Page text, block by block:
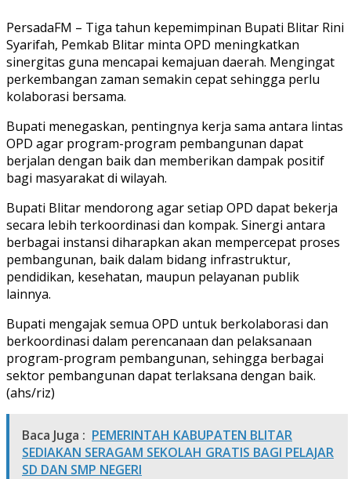
PersadaFM – Tiga tahun kepemimpinan Bupati Blitar Rini
Syarifah, Pemkab Blitar minta OPD meningkatkan
sinergitas guna mencapai kemajuan daerah. Mengingat
perkembangan zaman semakin cepat sehingga perlu
kolaborasi bersama.
Bupati menegaskan, pentingnya kerja sama antara lintas
OPD agar program-program pembangunan dapat
berjalan dengan baik dan memberikan dampak positif
bagi masyarakat di wilayah.
Bupati Blitar mendorong agar setiap OPD dapat bekerja
secara lebih terkoordinasi dan kompak. Sinergi antara
berbagai instansi diharapkan akan mempercepat proses
pembangunan, baik dalam bidang infrastruktur,
pendidikan, kesehatan, maupun pelayanan publik
lainnya.
Bupati mengajak semua OPD untuk berkolaborasi dan
berkoordinasi dalam perencanaan dan pelaksanaan
program-program pembangunan, sehingga berbagai
sektor pembangunan dapat terlaksana dengan baik.
(ahs/riz)
Baca Juga : PEMERINTAH KABUPATEN BLITAR
SEDIAKAN SERAGAM SEKOLAH GRATIS BAGI PELAJAR
SD DAN SMP NEGERI